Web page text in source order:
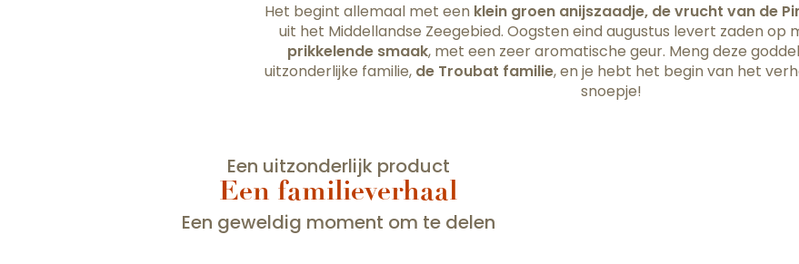
Het begint allemaal met een klein groen anijszaadje, de vrucht van de
uit het Middellandse Zeegebied. Oogsten eind augustus levert zaden op
prikkelende smaak, met een zeer aromatische geur. Meng deze
uitzonderlijke familie, de Troubat familie, en je hebt het begin van het
snoepje!
Een uitzonderlijk product
Een familieverhaal
Een geweldig moment om te delen